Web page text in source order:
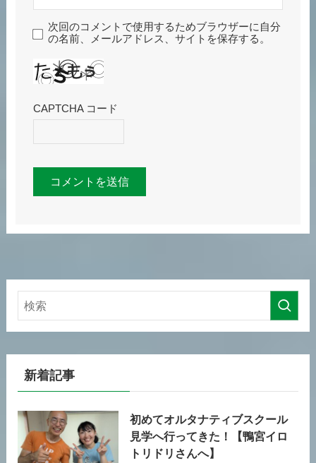
次回のコメントで使用するためブラウザーに自分
の名前、メールアドレス、サイトを保存する。
CAPTCHA コード
新着記事
初めてオルタナティブスクール
見学へ行ってきた！【鴨宮イロ
トリドリさんへ】